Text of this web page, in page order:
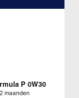
P 0W30
maanden